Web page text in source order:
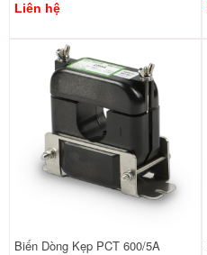
Liên hệ
Biến Dòng Kẹp PCT 600/5A